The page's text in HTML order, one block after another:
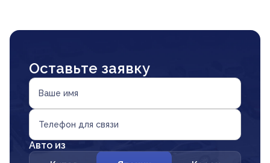
Оставьте заявку
Ваше имя
Телефон для связи
Авто из